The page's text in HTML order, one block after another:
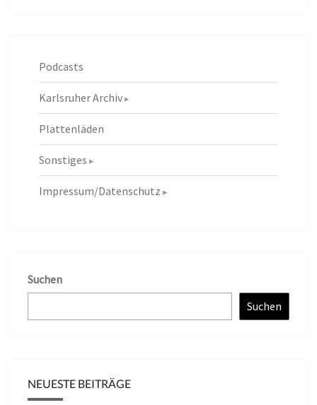
Podcasts
Karlsruher Archiv
Plattenläden
Sonstiges
Impressum/Datenschutz
Suchen
Suchen
NEUESTE BEITRÄGE